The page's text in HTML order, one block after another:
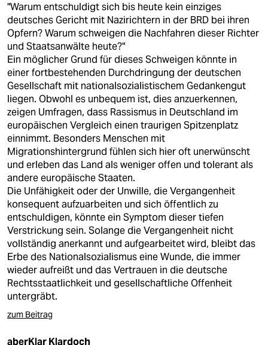
"Warum entschuldigt sich bis heute kein einziges
deutsches Gericht mit Nazirichtern in der BRD bei ihren
Opfern? Warum schweigen die Nachfahren dieser Richter
und Staatsanwälte heute?"
Ein möglicher Grund für dieses Schweigen könnte in
einer fortbestehenden Durchdringung der deutschen
Gesellschaft mit nationalsozialistischem Gedankengut
liegen. Obwohl es unbequem ist, dies anzuerkennen,
zeigen Umfragen, dass Rassismus in Deutschland im
europäischen Vergleich einen traurigen Spitzenplatz
einnimmt. Besonders Menschen mit
Migrationshintergrund fühlen sich hier oft unerwünscht
und erleben das Land als weniger offen und tolerant als
andere europäische Staaten.
Die Unfähigkeit oder der Unwille, die Vergangenheit
konsequent aufzuarbeiten und sich öffentlich zu
entschuldigen, könnte ein Symptom dieser tiefen
Verstrickung sein. Solange die Vergangenheit nicht
vollständig anerkannt und aufgearbeitet wird, bleibt das
Erbe des Nationalsozialismus eine Wunde, die immer
wieder aufreißt und das Vertrauen in die deutsche
Rechtsstaatlichkeit und gesellschaftliche Offenheit
untergräbt.
zum Beitrag
aberKlar Klardoch